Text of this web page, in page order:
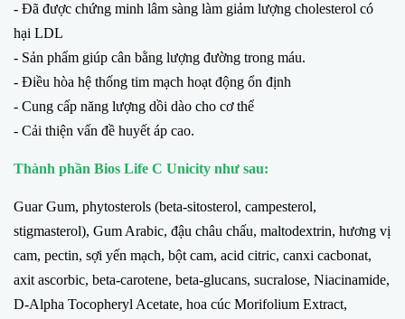
- Đã được chứng minh lâm sàng làm giảm lượng cholesterol có
hại LDL
- Sản phẩm giúp cân bằng lượng đường trong máu.
- Điều hòa hệ thống tim mạch hoạt động ổn định
- Cung cấp năng lượng dồi dào cho cơ thể
- Cải thiện vấn đề huyết áp cao.
Thành phần Bios Life C Unicity như sau:
Guar Gum, phytosterols (beta-sitosterol, campesterol,
stigmasterol), Gum Arabic, đậu châu chấu, maltodextrin, hương vị
cam, pectin, sợi yến mạch, bột cam, acid citric, canxi cacbonat,
axit ascorbic, beta-carotene, beta-glucans, sucralose, Niacinamide,
D-Alpha Tocopheryl Acetate, hoa cúc Morifolium Extract,